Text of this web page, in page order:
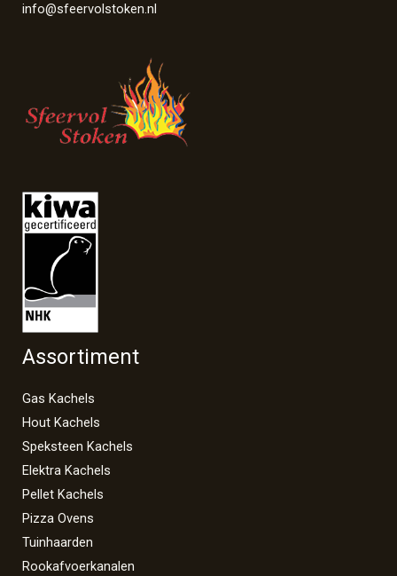
info@sfeervolstoken.nl
Assortiment
Gas Kachels
Hout Kachels
Speksteen Kachels
Elektra Kachels
Pellet Kachels
Pizza Ovens
Tuinhaarden
Rookafvoerkanalen